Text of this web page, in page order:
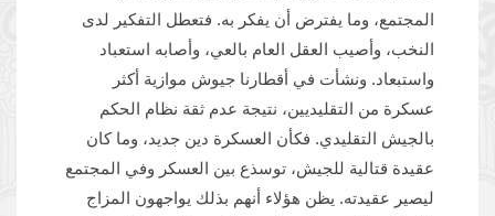
المجتمع، وما يفترض أن يفكر به. فتعطل التفكير لدى
النخب، وأصيب العقل العام بالعي، وأصابه استعباد
واستبعاد. ونشأت في أقطارنا جيوش موازية أكثر
عسكرة من التقليديين، نتيجة عدم ثقة نظام الحكم
بالجيش التقليدي. فكأن العسكرة دين جديد، وما كان
عقيدة قتالية للجيش، توسذع بين العسكر وفي المجتمع
ليصير عقيدته. يظن هؤلاء أنهم بذلك يواجهون المزاج